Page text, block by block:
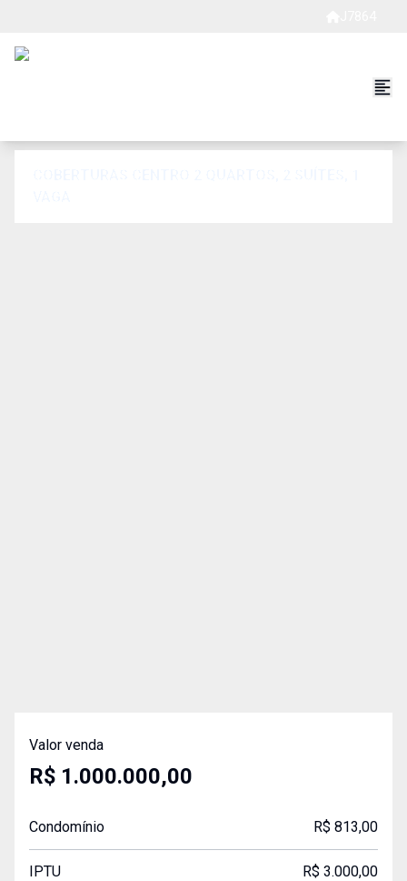
Valor venda
R$ 1.000.000,00
Condomínio R$ 813,00
IPTU R$ 3.000,00